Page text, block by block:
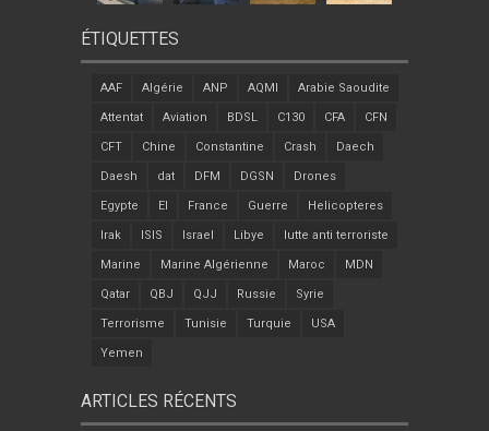
ÉTIQUETTES
AAF Algérie ANP AQMI Arabie Saoudite
Attentat Aviation BDSL C130 CFA CFN
CFT Chine Constantine Crash Daech
Daesh dat DFM DGSN Drones
Egypte EI France Guerre Helicopteres
Irak ISIS Israel Libye lutte anti terroriste
Marine Marine Algérienne Maroc MDN
Qatar QBJ QJJ Russie Syrie
Terrorisme Tunisie Turquie USA
Yemen
ARTICLES RÉCENTS